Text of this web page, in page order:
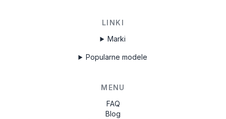
LINKI
Marki
Popularne modele
MENU
FAQ
Blog